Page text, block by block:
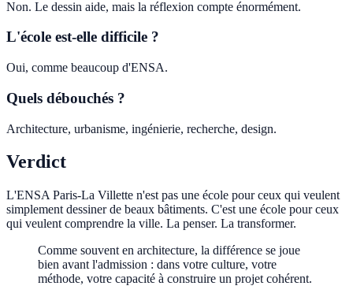
Non. Le dessin aide, mais la réflexion compte énormément.
L'école est-elle difficile ?
Oui, comme beaucoup d'ENSA.
Quels débouchés ?
Architecture, urbanisme, ingénierie, recherche, design.
Verdict
L'ENSA Paris-La Villette n'est pas une école pour ceux qui veulent
simplement dessiner de beaux bâtiments. C'est une école pour ceux
qui veulent comprendre la ville. La penser. La transformer.
Comme souvent en architecture, la différence se joue
bien avant l'admission : dans votre culture, votre
méthode, votre capacité à construire un projet cohérent.